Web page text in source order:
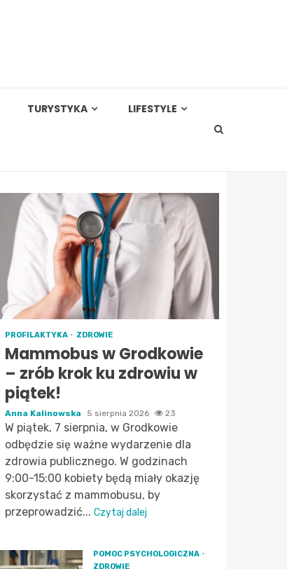
TURYSTYKA LIFESTYLE
PROFILAKTYKA ZDROWIE
Mammobus w Grodkowie
– zrób krok ku zdrowiu w
piątek!
Anna Kalinowska 5 sierpnia 2026 23
W piątek, 7 sierpnia, w Grodkowie
odbędzie się ważne wydarzenie dla
zdrowia publicznego. W godzinach
9:00-15:00 kobiety będą miały okazję
skorzystać z mammobusu, by
przeprowadzić... Czytaj dalej
POMOC PSYCHOLOGICZNA
ZDROWIE